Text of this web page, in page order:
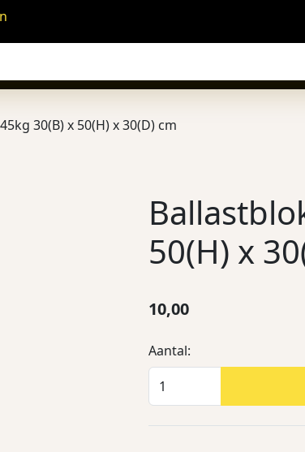
30(B) x 50(H) x 30(D) cm
50(H) x
10,00
Aantal: